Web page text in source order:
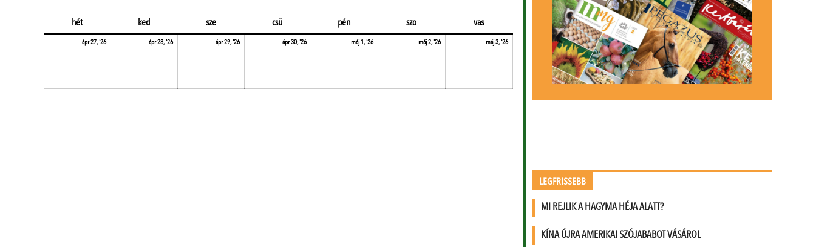
héthétfő kedkedd szeszerda csü pén szoszombat vasvasárnap
ápr 27, '262026.04.27. ápr 28, '262026.04.28. ápr 29, '262026.04.29. ápr 30, '262026.04.30. máj 1, '262026.05.01. máj 2, '262026.05.02. máj 3, '262026.05.03.
LEGFRISSEBB
MI REJLIK A HAGYMA HÉJA ALATT?
KÍNA ÚJRA AMERIKAI SZÓJABABOT VÁSÁROL